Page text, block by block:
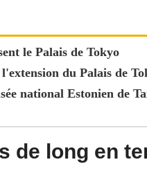
le Palais de Tokyo
du Palais de
national Estonien de
de long en